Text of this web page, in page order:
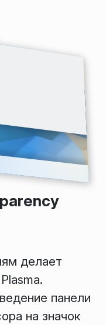
делает
панели
на значок